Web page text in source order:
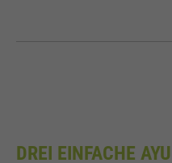
DREI EINFACHE